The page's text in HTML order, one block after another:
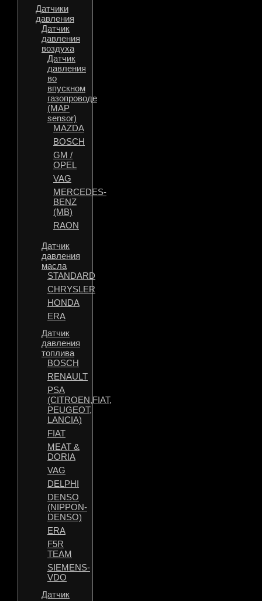
Датчики
давления
Датчик
давления
воздуха
Датчик
давления
во
впускном
газопроводе
(MAP
sensor)
MAZDA
BOSCH
GM /
OPEL
VAG
MERCEDES-
BENZ
(MB)
RAON
Датчик
давления
масла
STANDARD
CHRYSLER
HONDA
ERA
Датчик
давления
топлива
BOSCH
RENAULT
PSA
(CITROEN,FIAT,
PEUGEOT,
LANCIA)
FIAT
MEAT &
DORIA
VAG
DELPHI
DENSO
(NIPPON-
DENSO)
ERA
F5R
TEAM
SIEMENS-
VDO
Датчик